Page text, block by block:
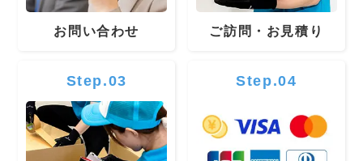
お問い合わせ ご訪問・お見積り
Step.03 Step.04